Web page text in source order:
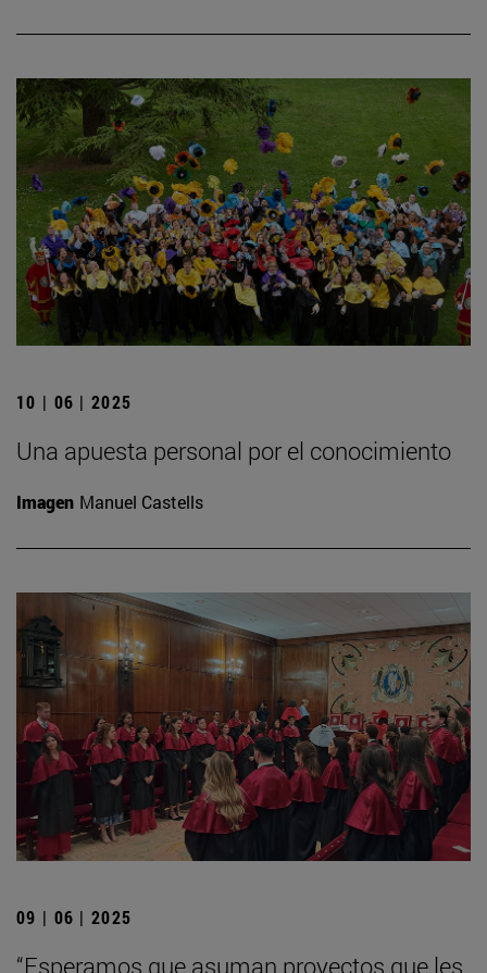
10 | 06 | 2025
Una apuesta personal por el conocimiento
Imagen Manuel Castells
09 | 06 | 2025
“Esperamos que asuman proyectos que les